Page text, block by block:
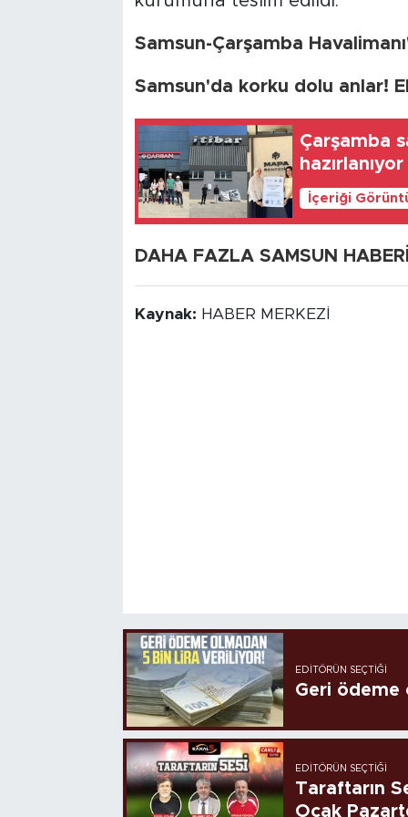
Samsun-Çarşamba
Samsun'da korku dolu anlar!
Çarşamba
hazırlanıyor
İçeriği
DAHA FAZLA SAMSUN
Kaynak: HABER MERKEZİ
EDITÖRÜN SEÇTIĞI
Geri ödeme
EDITÖRÜN SEÇTIĞI
Taraftarın
Ocak